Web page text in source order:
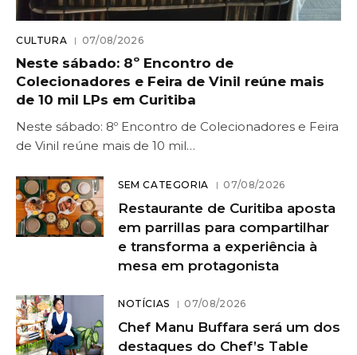
CULTURA 07/08/2026
Neste sábado: 8º Encontro de
Colecionadores e Feira de Vinil reúne mais
de 10 mil LPs em Curitiba
Neste sábado: 8º Encontro de Colecionadores e Feira
de Vinil reúne mais de 10 mil…
SEM CATEGORIA 07/08/2026
Restaurante de Curitiba aposta
em parrillas para compartilhar
e transforma a experiência à
mesa em protagonista
NOTÍCIAS 07/08/2026
Chef Manu Buffara será um dos
destaques do Chef’s Table